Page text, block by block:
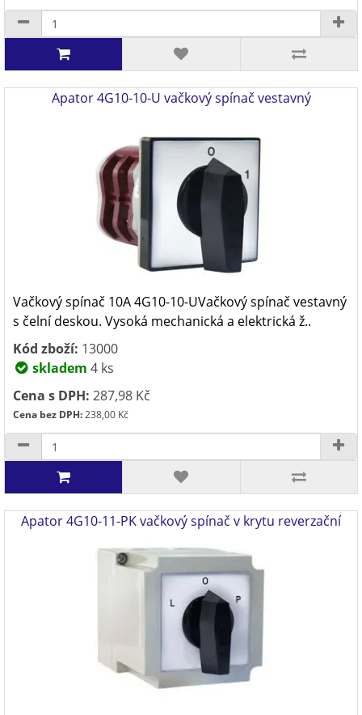
Apator 4G10-10-U vačkový spínač vestavný
Vačkový spínač 10A 4G10-10-UVačkový spínač vestavný
s čelní deskou. Vysoká mechanická a elektrická ž..
Kód zboží: 13000
skladem 4 ks
Cena s DPH: 287,98 Kč
Cena bez DPH:238,00 Kč
Apator 4G10-11-PK vačkový spínač v krytu reverzační